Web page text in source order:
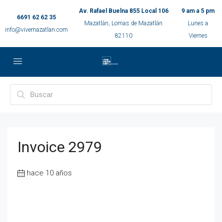
6691 62 62 35
info@vivemazatlan.com
Av. Rafael Buelna 855 Local 106
Mazatlán, Lomas de Mazatlán
82110
9 am a 5 pm
Lunes a
Viernes
Invoice 2979
hace 10 años